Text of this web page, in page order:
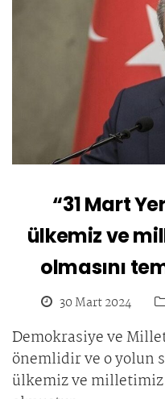
“31 Mart
ülkemiz ve
olmasını
30 Mart 2024
Demokrasiye ve
önemlidir ve o yolun
ülkemiz ve